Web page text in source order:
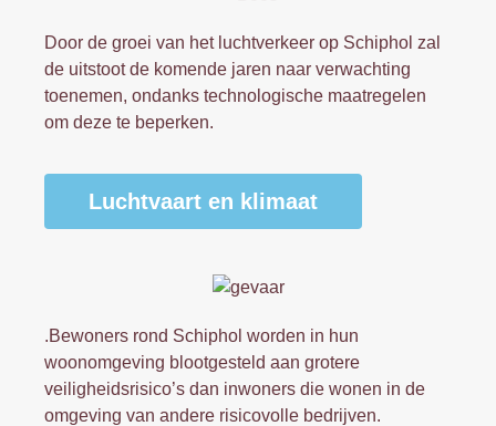
Door de groei van het luchtverkeer op Schiphol zal
de uitstoot de komende jaren naar verwachting
toenemen, ondanks technologische maatregelen
om deze te beperken.
Luchtvaart en klimaat
.Bewoners rond Schiphol worden in hun
woonomgeving blootgesteld aan grotere
veiligheidsrisico’s dan inwoners die wonen in de
omgeving van andere risicovolle bedrijven.